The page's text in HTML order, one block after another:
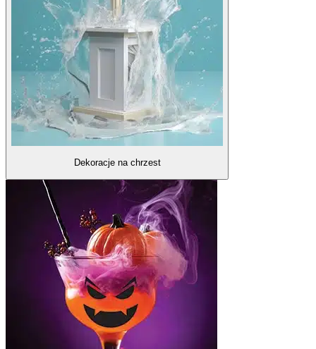
Dekoracje na chrzest